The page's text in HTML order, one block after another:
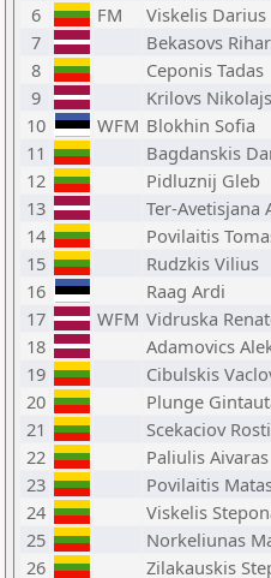
6
FM Viskelis Darius
7
Bekasovs
8
Ceponis Tadas
9
Krilovs Nikolajs
10
WFM Blokhin Sofia
11
Bagdanskis
12
Pidluznij Gleb
13
Ter-Avetisjana
14
Povilaitis
15
Rudzkis Vilius
16
Raag Ardi
17
WFM Vidruska
18
Adamovics
19
Cibulskis
20
Plunge
21
Scekaciov
22
Paliulis Aivaras
23
Povilaitis
24
Viskelis
25
Norkeliunas
26
Zilakauskis